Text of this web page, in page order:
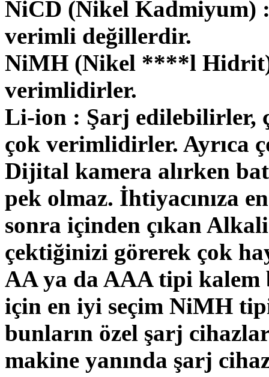
NiCD (Nikel Kadmiyum)
verimli değillerdir.
NiMH (Nikel ****l
verimlidirler.
Li-ion : Şarj edilebilirler,
çok verimlidirler. Ayrıca
Dijital kamera alırken
pek olmaz. İhtiyacınıza
sonra içinden çıkan
çektiğinizi görerek çok
AA ya da AAA tipi
için en iyi seçim NiMH
bunların özel şarj
makine yanında şarj